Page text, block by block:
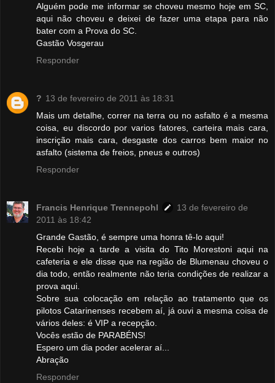
Alguém pode me informar se choveu mesmo hoje em SC,
aqui não choveu e deixei de fazer uma etapa para não
bater com a Prova do SC.
Gastão Vosgerau
Responder
? 13 de fevereiro de 2011 às 18:31
Mais um detalhe, correr na terra ou no asfalto é a mesma
coisa, eu discordo por varios fatores, carteira mais cara,
inscrição mais cara, desgaste dos carros bem maior no
asfalto (sistema de freios, pneus e outros)
Responder
Francis Henrique Trennepohl
13 de fevereiro de
2011 às 18:42
Grande Gastão, é sempre uma honra tê-lo aqui!
Recebi hoje a tarde a visita do Tito Morestoni aqui na
cafeteria e ele disse que na região de Blumenau choveu o
dia todo, então realmente não teria condições de realizar a
prova aqui.
Sobre sua colocação em relação ao tratamento que os
pilotos Catarinenses recebem aí, já ouvi a mesma coisa de
vários deles: é VIP a recepção.
Vocês estão de PARABÉNS!
Espero um dia poder acelerar aí...
Abração
Responder